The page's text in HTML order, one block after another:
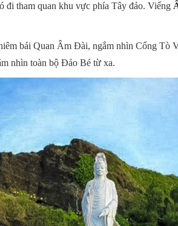
đi tham quan khu vực phía Tây đảo. Viếng
bái Quan Âm Đài, ngắm nhìn Cổng Tò
nhìn toàn bộ Đảo Bé từ xa.